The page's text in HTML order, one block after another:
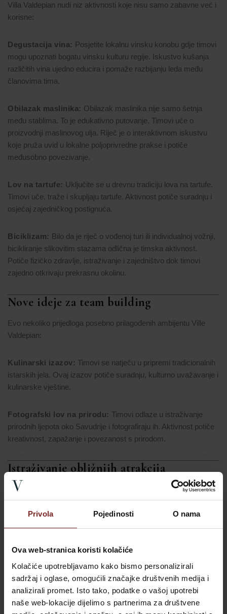
Privola Pojedinosti O nama
Ova web-stranica koristi kolačiće
Kolačiće upotrebljavamo kako bismo personalizirali
sadržaj i oglase, omogućili značajke društvenih medija i
analizirali promet. Isto tako, podatke o vašoj upotrebi
naše web-lokacije dijelimo s partnerima za društvene
Villa Valdepian nudi niz aktivnosti koje nisu samo zabavne već i
korisne:
Degustacija vina: Posjetite lokalnu vinsku konobu gdje timovi
mogu upoznati bogatu vinsku kulturu regije. Iskustvo kušanja
različitih vina ujedno educira i pomaže razbijanju leda među
članovima tima.
Obilazak maslinika: Obilazak maslinika nije samo šetnja
među stablima. To je edukativno putovanje. Timovi uče o
proizvodnji maslinovog ulja. Riječ je o interaktivnom iskustvu
koje pruža uvid u lokalne poljoprivredne prakse i potiče
međusobno povezivanje.
Lov na tartufe: Uključite se u drevnu tradiciju lova na tartufe.
Timovi uče, traže i skupljaju tartufe. Aktivnost potiče suradnju i
osjećaj zajedničkog postignuća.
Biciklizam: Bilo da je riječ o vođenoj turi ili individualnoj vožnji,
bicikliranje slikovitim stazama odlična je timska aktivnost.
Potiče fizičko zdravlje, istraživanje i zajedništvo dok timovi
zajedno otkrivaju prekrasnu okolinu.
Nove ideje za team building
Evo nekoliko prijedloga posebno prilagođenih ambijentu Ville
Valdepian:
Kulinarski izazov: Timovi se natječu u pripremi tradicionalnih
istarskih jela. Ovaj izazov potiče suradnju, kulturno uvažavanje i
kulinarske vještine.
Fotografski lov na prirodu: Timovi odlaze u istraživanje
prirodnih ljepota oko Savudrije i fotografiraju ih. Aktivnost potiče
kreativnost, zapažanje i povezanost s prirodom.
Istraživanje obližnjih atrakcija
Okolica Ville Valdepian prepuna je atrakcija koje se mogu
uklopiti u timski program:
Aquavision stakleni katamaran:Isplovite naizlet brodomi
pruža opuštanje izvan rutine.
Autentično istarsko gastro iskustvo:Doživite lokalnu
gastronomiju u blizini Umaga. Timovi mogu kušati istarsko
maslinovo ulje, vino i druge specijalitete. To jača kulturno